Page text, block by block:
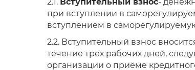
при вступлении в
вступлением в
2.2. Вступительный взнос
течение трех рабочих дней,
организации о приёме